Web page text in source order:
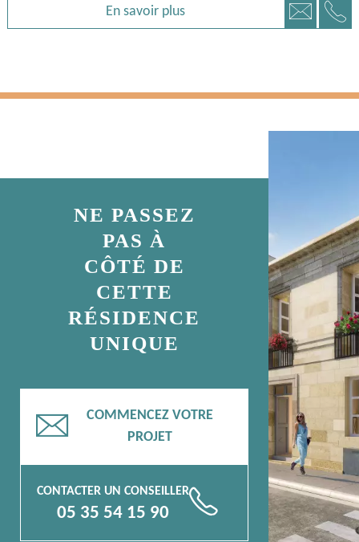
En savoir plus 📧 📞
NE PASSEZ
PAS À
CÔTÉ DE
CETTE
RÉSIDENCE
UNIQUE
📧
COMMENCEZ VOTRE
PROJET
CONTACTER UN CONSEILLER
05 35 54 15 90 📞